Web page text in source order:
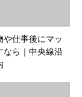
や仕事後にマッ
なら｜中央線沿